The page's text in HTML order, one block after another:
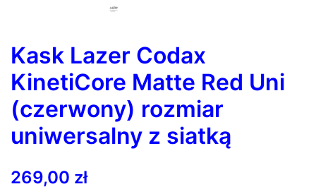
Kask Lazer Codax
KinetiCore Matte Red Uni
(czerwony) rozmiar
uniwersalny z siatką
269,00 zł